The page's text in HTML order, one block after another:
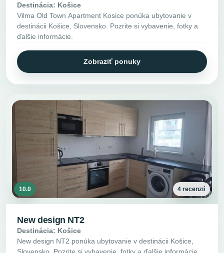
Destinácia: Košice
Vilma Old Town Apartment Kosice ponúka ubytovanie v
destinácii Košice, Slovensko. Pozrite si vybavenie, fotky a
ďalšie informácie.
Zobraziť ponuky
10.0 4 recenzií
New design NT2
Destinácia: Košice
New design NT2 ponúka ubytovanie v destinácii Košice,